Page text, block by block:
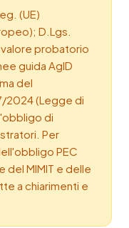
(UE)
D.Lgs.
probatorio
guida AgID
del
2024 (Legge di
di
Per
PEC
del MIMIT e delle
a chiarimenti e